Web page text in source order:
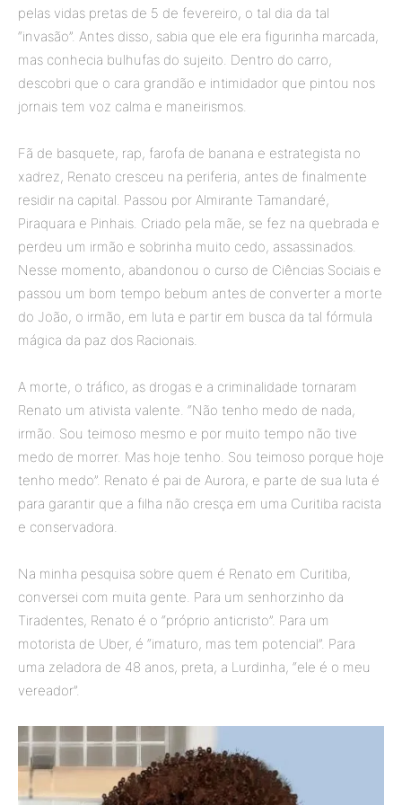
pelas vidas pretas de 5 de fevereiro, o tal dia da tal
“invasão”. Antes disso, sabia que ele era figurinha marcada,
mas conhecia bulhufas do sujeito. Dentro do carro,
descobri que o cara grandão e intimidador que pintou nos
jornais tem voz calma e maneirismos.
Fã de basquete, rap, farofa de banana e estrategista no
xadrez, Renato cresceu na periferia, antes de finalmente
residir na capital. Passou por Almirante Tamandaré,
Piraquara e Pinhais. Criado pela mãe, se fez na quebrada e
perdeu um irmão e sobrinha muito cedo, assassinados.
Nesse momento, abandonou o curso de Ciências Sociais e
passou um bom tempo bebum antes de converter a morte
do João, o irmão, em luta e partir em busca da tal fórmula
mágica da paz dos Racionais.
A morte, o tráfico, as drogas e a criminalidade tornaram
Renato um ativista valente. “Não tenho medo de nada,
irmão. Sou teimoso mesmo e por muito tempo não tive
medo de morrer. Mas hoje tenho. Sou teimoso porque hoje
tenho medo”. Renato é pai de Aurora, e parte de sua luta é
para garantir que a filha não cresça em uma Curitiba racista
e conservadora.
Na minha pesquisa sobre quem é Renato em Curitiba,
conversei com muita gente. Para um senhorzinho da
Tiradentes, Renato é o “próprio anticristo”. Para um
motorista de Uber, é “imaturo, mas tem potencial”. Para
uma zeladora de 48 anos, preta, a Lurdinha, “ele é o meu
vereador”.